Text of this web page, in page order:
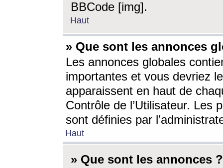
BBCode [img].
Haut
» Que sont les annonces
Les annonces globales
importantes et vous devriez
apparaissent en haut de
Contrôle de l’Utilisateur. Les
sont définies par
Haut
» Que sont les annonces ?